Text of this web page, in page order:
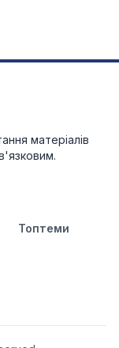
матеріалів
Топтеми